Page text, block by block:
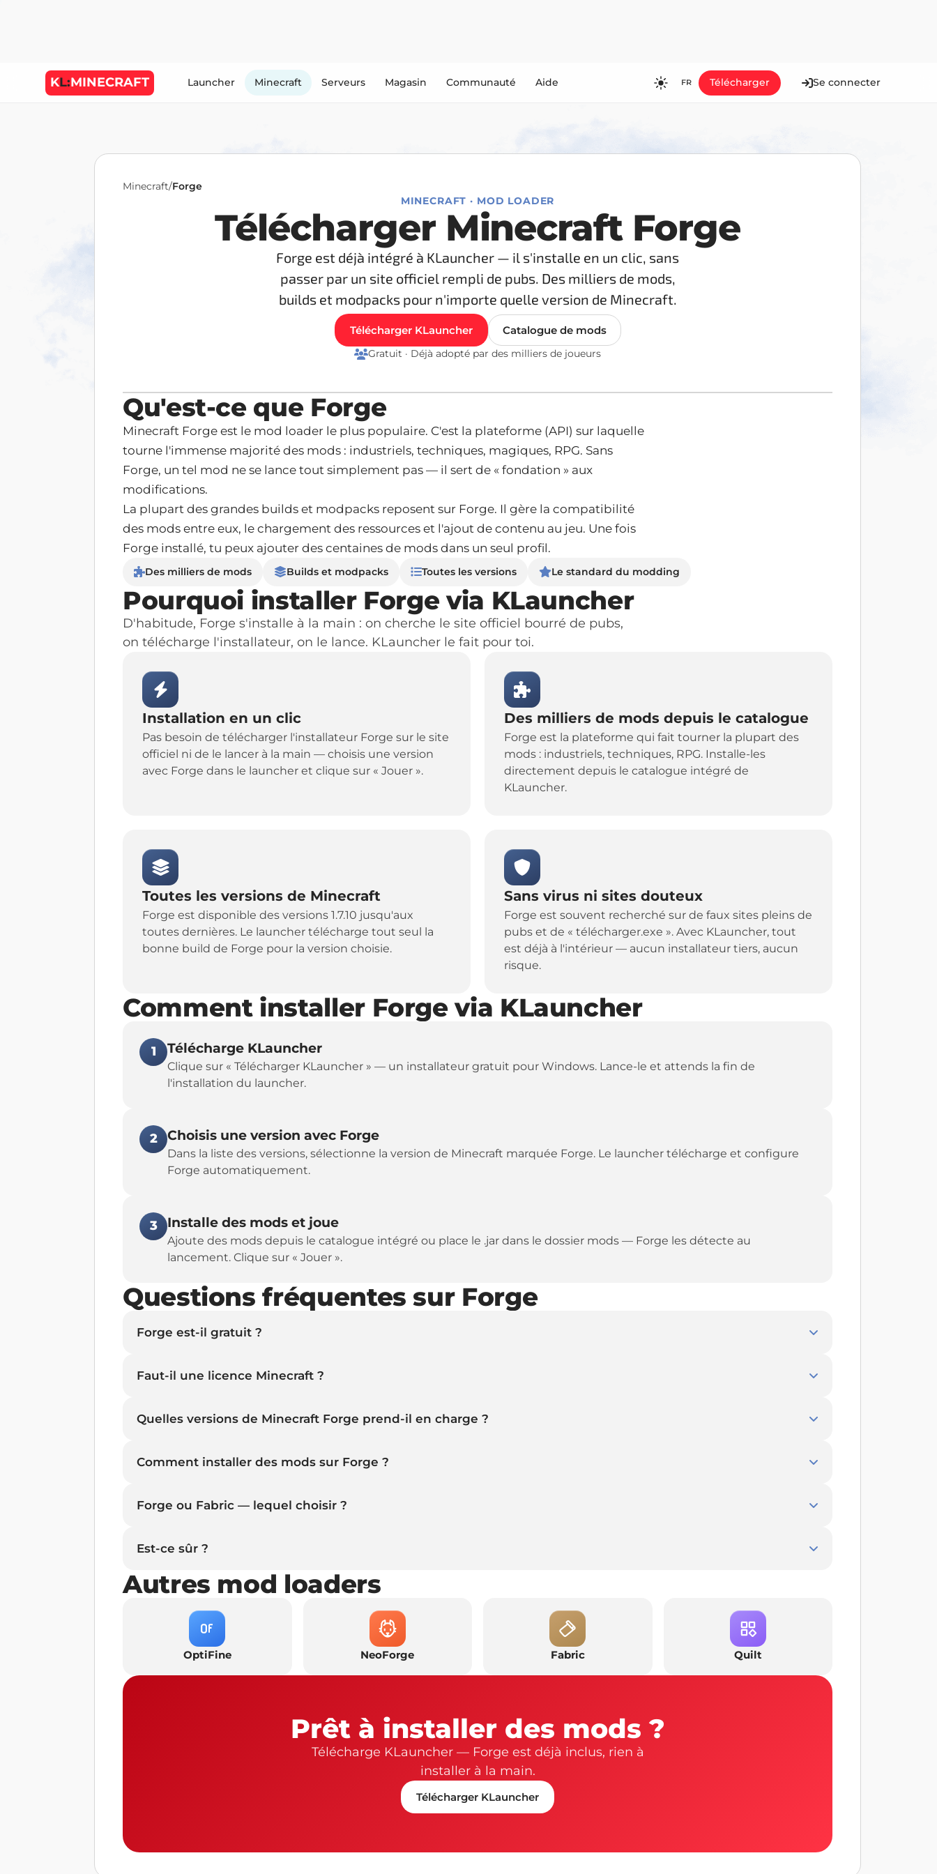
KL:MINECRAFT Launcher Minecraft Serveurs Magasin Communauté Aide FR
ES
JA
MS
Télécharger Se connecter
Minecraft/Forge
MINECRAFT · MOD LOADER
Télécharger Minecraft Forge
Forge est déjà intégré à KLauncher — il s'installe en un clic, sans
passer par un site officiel rempli de pubs. Des milliers de mods,
builds et modpacks pour n'importe quelle version de Minecraft.
Télécharger KLauncher Catalogue de mods
Gratuit · Déjà adopté par des milliers de joueurs
Qu'est-ce que Forge
Minecraft Forge est le mod loader le plus populaire. C'est la plateforme (API) sur laquelle
tourne l'immense majorité des mods : industriels, techniques, magiques, RPG. Sans
Forge, un tel mod ne se lance tout simplement pas — il sert de « fondation » aux
modifications.
La plupart des grandes builds et modpacks reposent sur Forge. Il gère la compatibilité
des mods entre eux, le chargement des ressources et l'ajout de contenu au jeu. Une fois
Forge installé, tu peux ajouter des centaines de mods dans un seul profil.
Des milliers de mods Builds et modpacks Toutes les versions Le standard du modding
Pourquoi installer Forge via KLauncher
D'habitude, Forge s'installe à la main : on cherche le site officiel bourré de pubs,
on télécharge l'installateur, on le lance. KLauncher le fait pour toi.
Installation en un clic
Pas besoin de télécharger l'installateur Forge sur le site
officiel ni de le lancer à la main — choisis une version
avec Forge dans le launcher et clique sur « Jouer ».
Des milliers de mods depuis le catalogue
Forge est la plateforme qui fait tourner la plupart des
mods : industriels, techniques, RPG. Installe-les
directement depuis le catalogue intégré de
KLauncher.
Toutes les versions de Minecraft
Forge est disponible des versions 1.7.10 jusqu'aux
toutes dernières. Le launcher télécharge tout seul la
bonne build de Forge pour la version choisie.
Sans virus ni sites douteux
Forge est souvent recherché sur de faux sites pleins de
pubs et de « télécharger.exe ». Avec KLauncher, tout
est déjà à l'intérieur — aucun installateur tiers, aucun
risque.
Comment installer Forge via KLauncher
1 Télécharge KLauncher
Clique sur « Télécharger KLauncher » — un installateur gratuit pour Windows. Lance-le et attends la fin de
l'installation du launcher.
2 Choisis une version avec Forge
Dans la liste des versions, sélectionne la version de Minecraft marquée Forge. Le launcher télécharge et configure
Forge automatiquement.
3 Installe des mods et joue
Ajoute des mods depuis le catalogue intégré ou place le .jar dans le dossier mods — Forge les détecte au
lancement. Clique sur « Jouer ».
Questions fréquentes sur Forge
Forge est-il gratuit ?
Faut-il une licence Minecraft ?
Quelles versions de Minecraft Forge prend-il en charge ?
Comment installer des mods sur Forge ?
Forge ou Fabric — lequel choisir ?
Est-ce sûr ?
Autres mod loaders
OptiFine NeoForge Fabric Quilt
Prêt à installer des mods ?
Télécharge KLauncher — Forge est déjà inclus, rien à
installer à la main.
Télécharger KLauncher